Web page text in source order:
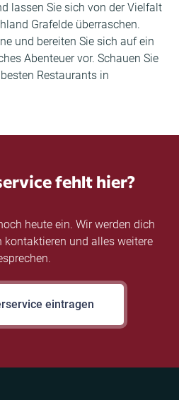
lassen Sie sich von der Vielfalt
Grafelde überraschen.
und bereiten Sie sich auf ein
Abenteuer vor. Schauen Sie
Restaurants in
fehlt hier?
heute ein. Wir werden dich
und alles weitere
eintragen